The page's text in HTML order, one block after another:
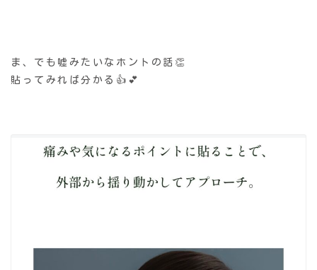
ま、でも嘘みたいなホントの話👏
貼ってみれば分かる👍💕